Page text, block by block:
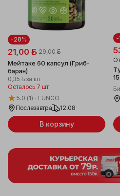
-28%
21,00 ƃ 29,00 ƃ
Мейтаке 60 капсул (Гриб-
баран)
0,35 ƃ за шт
Осталось 7 шт
5.0 (1)
FUNGO
Послезавтра
12.08
В корзину
-
От